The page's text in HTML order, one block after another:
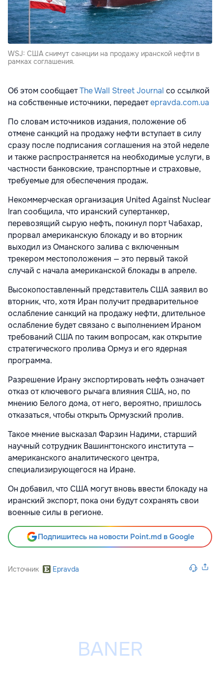
WSJ: США снимут санкции на продажу иранской нефти в
рамках соглашения.
Об этомсообщаетThe Wall Street Journal со ссылкой
на собственные источники, передаетepravda.com.ua
По словам источников издания, положение об
отмене санкций на продажу нефти вступает в силу
сразу после подписания соглашения на этой неделе
и также распространяется на необходимые услуги, в
частности банковские, транспортные и страховые,
требуемые для обеспечения продаж.
Некоммерческая организация United Against Nuclear
Iran сообщила, что иранский супертанкер,
перевозящий сырую нефть, покинул порт Чабахар,
прорвал американскую блокаду и во вторник
выходил из Оманского залива с включенным
трекером местоположения — это первый такой
случай с начала американской блокады в апреле.
Высокопоставленный представитель США заявил во
вторник, что, хотя Иран получит предварительное
ослабление санкций на продажу нефти, длительное
ослабление будет связано с выполнением Ираном
требований США по таким вопросам, как открытие
стратегического пролива Ормуз и его ядерная
программа.
Разрешение Ирану экспортировать нефть означает
отказ от ключевого рычага влияния США, но, по
мнению Белого дома, от него, вероятно, пришлось
отказаться, чтобы открыть Ормузский пролив.
Такое мнение высказал Фарзин Надими, старший
научный сотрудник Вашингтонского института —
американского аналитического центра,
специализирующегося на Иране.
Он добавил, что США могут вновь ввести блокаду на
иранский экспорт, пока они будут сохранять свои
военные силы в регионе.
Подпишитесь на новости Point.md в Google
Источник Epravda